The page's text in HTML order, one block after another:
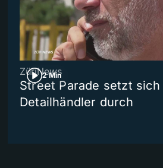
2 Min
ZüriNews
Street Parade setzt sich
Detailhändler durch